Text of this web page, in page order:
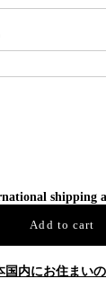
shipping
Add to cart
国内にお住まい